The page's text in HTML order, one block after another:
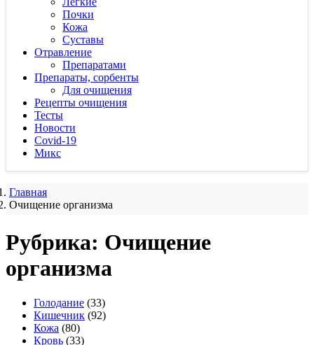
Почки
Кожа
Суставы
Отравление
Препаратами
Препараты, сорбенты
Для очищения
Рецепты очищения
Тесты
Новости
Covid-19
Микс
Главная
Очищение организма
Рубрика: Очищение
организма
Голодание (33)
Кишечник (92)
Кожа (80)
Кровь (33)